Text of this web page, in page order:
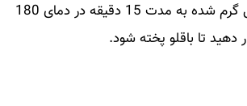
ظرف را در فر از قبل گرم شده به مدت 15 دقیقه در دمای 180
دهید تا باقلو پخته شود.